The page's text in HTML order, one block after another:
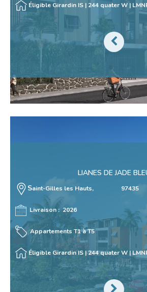
Éligible Girardin IS | 244 quater W |
LIANES DE JADE
Saint-Gilles les Hauts, 97435
Livraison : 2026
Appartements T1 à T5
Éligible Girardin IS | 244 quater W |